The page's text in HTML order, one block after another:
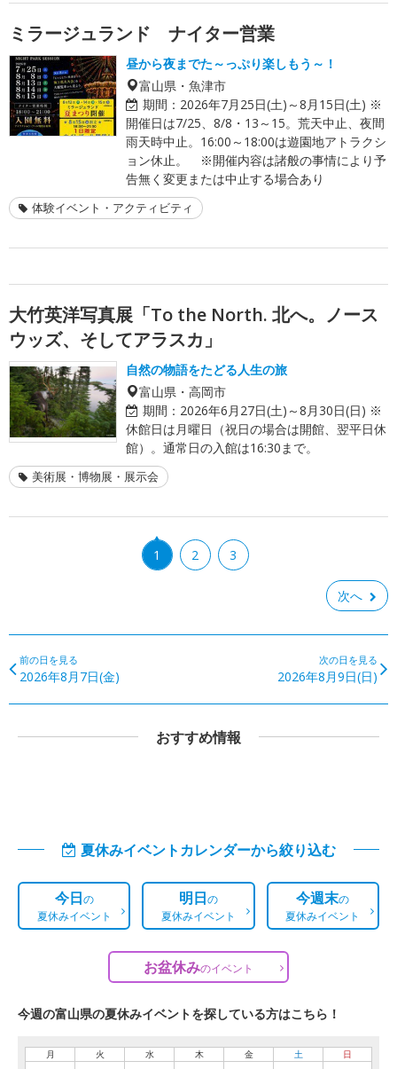
ミラージュランド ナイター営業
昼から夜までた～っぷり楽しもう～！
富山県・魚津市
期間： 2026年7月25日(土)～8月15日(土) ※
開催日は7/25、8/8・13～15。荒天中止、夜間
雨天時中止。16:00～18:00は遊園地アトラクシ
ョン休止。 ※開催内容は諸般の事情により予
告無く変更または中止する場合あり
体験イベント・アクティビティ
大竹英洋写真展「To the North. 北へ。ノース
ウッズ、そしてアラスカ」
自然の物語をたどる人生の旅
富山県・高岡市
期間： 2026年6月27日(土)～8月30日(日) ※
休館日は月曜日（祝日の場合は開館、翌平日休
館）。通常日の入館は16:30まで。
美術展・博物展・展示会
1 2 3
次へ
前の日を見る
2026年8月7日(金)
次の日を見る
2026年8月9日(日)
おすすめ情報
夏休みイベントカレンダーから絞り込む
今日の
夏休みイベント
明日の
夏休みイベント
今週末の
夏休みイベント
お盆休みのイベント
今週の富山県の夏休みイベントを探している方はこちら！
月 火 水 木 金 土 日